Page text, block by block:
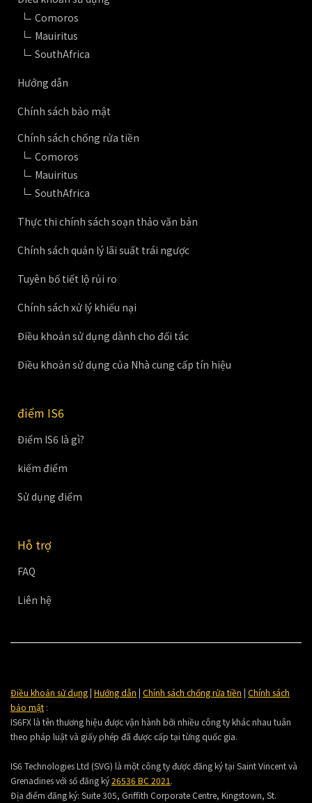
Comoros
Mauiritus
SouthAfrica
Hướng dẫn
Chính sách bảo mật
Chính sách chống rửa tiền
Comoros
Mauiritus
SouthAfrica
Thực thi chính sách soạn thảo văn bản
Chính sách quản lý lãi suất trái ngược
Tuyên bố tiết lộ rủi ro
Chính sách xử lý khiếu nại
Điều khoản sử dụng dành cho đối tác
Điều khoản sử dụng của Nhà cung cấp tín hiệu
điểm IS6
Điểm IS6 là gì?
kiếm điểm
Sử dụng điểm
Hỗ trợ
FAQ
Liên hệ
Điều khoản sử dụng| Hướng dẫn | Chính sách chống rửa tiền | Chính sách
bảo mật :
IS6FX là tên thương hiệu được vận hành bởi nhiều công ty khác nhau tuân
theo pháp luật và giấy phép đã được cấp tại từng quốc gia.
IS6 Technologies Ltd (SVG) là một công ty được đăng ký tại Saint Vincent và
Grenadines với số đăng ký26536 BC 2021.
Địa điểm đăng ký: Suite 305, Griffith Corporate Centre, Kingstown, St.